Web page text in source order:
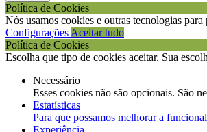
Política de Cookies
Nós usamos cookies e outras tecnologias
Configurações Aceitar tudo
Política de Cookies
Escolha que tipo de cookies aceitar. Sua
Necessário
Esses cookies não são opcionais. São
Estatísticas
Para que possamos melhorar a